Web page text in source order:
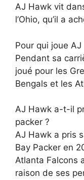
AJ Hawk vit
l’Ohio, qu’il a
Pour qui joue AJ
Pendant sa
joué pour les
Bengals et les
AJ Hawk a-t-il
packer ?
AJ Hawk a pris
Bay Packer en
Atlanta Falcons
raison de ses